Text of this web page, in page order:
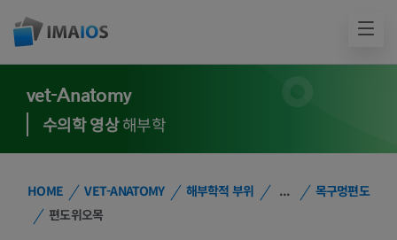
vet-Anatomy
수의학 영상해부학
HOME VET-ANATOMY 해부학적 부위 ...
목구멍편도
편도위오목